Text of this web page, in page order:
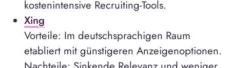
kostenintensive Recruiting-Tools.
Xing
Vorteile: Im deutschsprachigen Raum
etabliert mit günstigeren Anzeigenoptionen.